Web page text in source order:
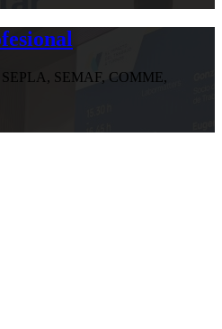
SEPLA, SEMAF, COMME,